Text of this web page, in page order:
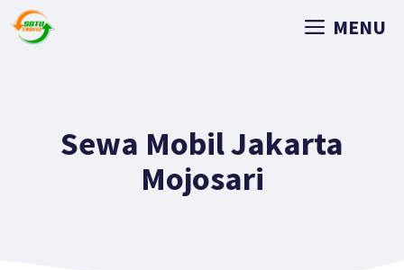
MENU
Sewa Mobil Jakarta
Mojosari